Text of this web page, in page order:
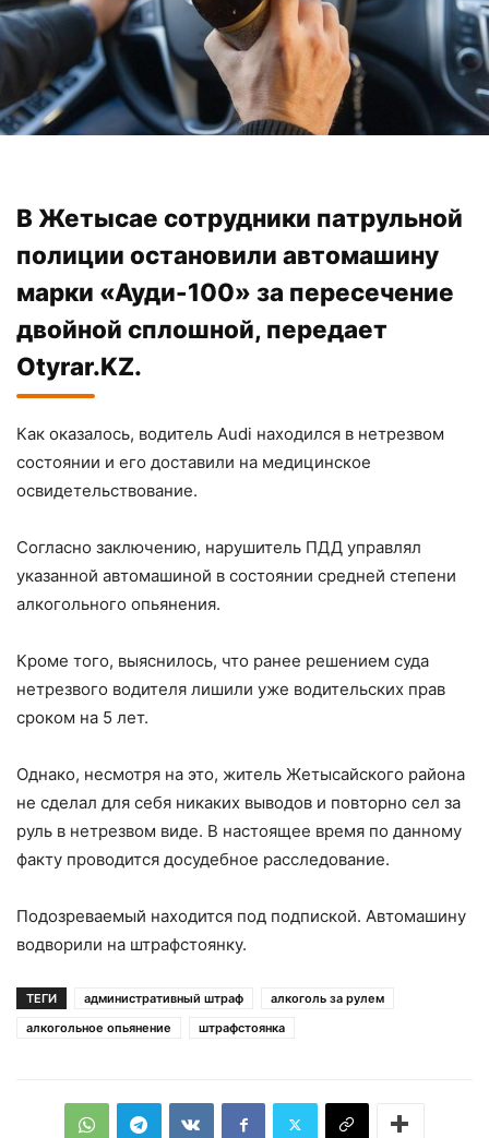
В Жетысае сотрудники патрульной
полиции остановили автомашину
марки «Ауди-100» за пересечение
двойной сплошной, передает
Otyrar.KZ.
Как оказалось, водитель Audi находился в нетрезвом
состоянии и его доставили на медицинское
освидетельствование.
Согласно заключению, нарушитель ПДД управлял
указанной автомашиной в состоянии средней степени
алкогольного опьянения.
Кроме того, выяснилось, что ранее решением суда
нетрезвого водителя лишили уже водительских прав
сроком на 5 лет.
Однако, несмотря на это, житель Жетысайского района
не сделал для себя никаких выводов и повторно сел за
руль в нетрезвом виде. В настоящее время по данному
факту проводится досудебное расследование.
Подозреваемый находится под подпиской. Автомашину
водворили на штрафстоянку.
ТЕГИ административный штраф
алкоголь за рулем
алкогольное опьянение
штрафстоянка